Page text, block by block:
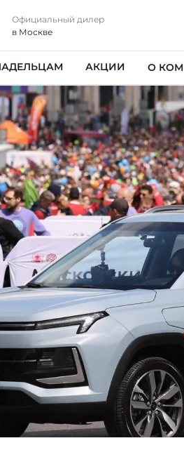
Официальный дилер
в Москве
АКЦИИ О